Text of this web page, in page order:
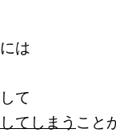
は
て
てしまう こと